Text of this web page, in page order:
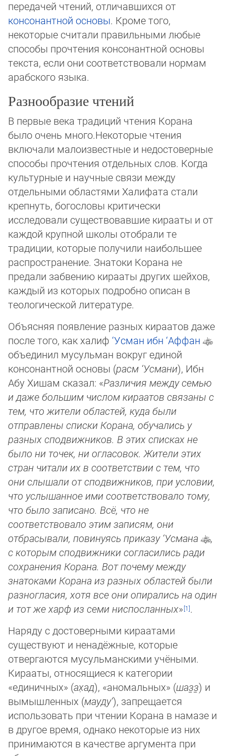
передачей чтений, отличавшихся от
консонантной основы. Кроме того,
некоторые считали правильными любые
способы про­чте­ния консо­нант­ной основы
текста, если они соответствовали нормам
арабского язы­ка.
Разнообразие чтений
В первые века традиций чтения Корана
было очень много.Некоторые чтения
включа­ли малоизвестные и недостоверные
способы прочтения отдельных слов. Когда
куль­тур­ные и научные связи между
отдельными областями Халифата стали
крепнуть, бо­го­сло­вы критически
исследовали существовавшие кирааты и от
каждой крупной шко­лы отобрали те
традиции, которые получили наибольшее
распространение. Знато­ки Ко­ра­на не
предали забвению кирааты других шейхов,
каждый из которых подробно опи­сан в
теологической литературе.
Объясняя появление разных кираатов даже
после того, как халиф ‘Усман ибн ‘Аффан
объ­еди­нил мусульман вокруг единой
консонантной основы (расм ‘Усмани), Ибн
Абу Хи­шам сказал: «Различия между семью
и даже большим числом кираатов связаны с
тем, что жители областей, куда были
отправлены списки Корана, обучались у
разных сподвижников. В этих списках не
было ни то­чек, ни огласовок. Жи­тели этих
стран читали их в соответ­ст­вии с тем, что
они слышали от сподвижников, при условии,
что ус­лы­шан­ное ими со­ответствовало тому,
что было записано. Всё, что не
соответствовало этим записям, они
отбрасывали, по­ви­ну­ясь при­ка­зу ‘Усмана
,
с которым сподвижники со­гла­си­лись ради
сохранения Корана. Вот почему между
знатоками Ко­ра­на из раз­ных об­ластей были
разногласия, хотя все они опи­ра­лись на один
и тот же харф из семи ниспосланных»
.
Наряду с достоверными кираатами
существуют и ненадёжные, которые
отвергаются мусульманскими учёными.
Кирааты, относящиеся к категории
«единичных» (ах̣ад), «аномальных» (шаз̱з̱) и
вымышленных (мауду‘), запрещается
использовать при чтении Корана в намазе и
в другое время, однако некоторые из них
принимаются в качестве аргумента при